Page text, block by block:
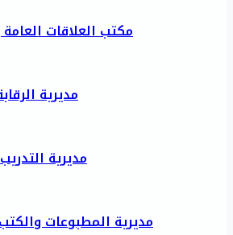
مكتب العلاقات العامة
مديرية
مديرية
مديرية المطبوعات